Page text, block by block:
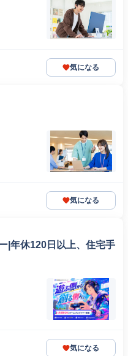
気になる
気になる
|年休120日以上、住宅手
気になる